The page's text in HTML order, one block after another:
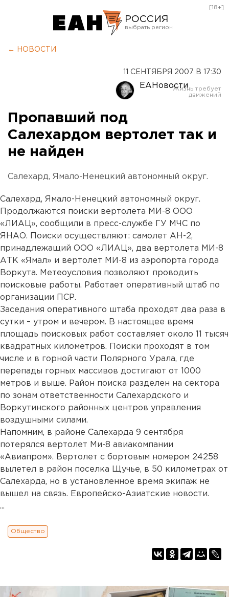
РОССИЯ
Оренбург
[18+]
← НОВОСТИ
11 СЕНТЯБРЯ 2007 В 17:30
ЕАНовости
Пропавший под
Салехардом вертолет так и
не найден
Салехард, Ямало-Ненецкий автономный округ.
Салехард, Ямало-Ненецкий автономный округ.
Продолжаются поиски вертолета МИ-8 ООО
«ЛИАЦ», сообщили в пресс-службе ГУ МЧС по
ЯНАО. Поиски осуществляют: самолет АН-2,
принадлежащий ООО «ЛИАЦ», два вертолета МИ-8
АТК «Ямал» и вертолет МИ-8 из аэропорта города
Воркута. Метеоусловия позволяют проводить
поисковые работы. Работает оперативный штаб по
организации ПСР.
Заседания оперативного штаба проходят два раза в
сутки – утром и вечером. В настоящее время
площадь поисковых работ составляет около 11 тысяч
квадратных километров. Поиски проходят в том
числе и в горной части Полярного Урала, где
перепады горных массивов достигают от 1000
метров и выше. Район поиска разделен на сектора
по зонам ответственности Салехардского и
Воркутинского районных центров управления
воздушными силами.
Напомним, в районе Салехарда 9 сентября
потерялся вертолет Ми-8 авиакомпании
«Авиапром». Вертолет с бортовым номером 24258
вылетел в район поселка Щучье, в 50 километрах от
Салехарда, но в установленное время экипаж не
вышел на связь. Европейско-Азиатские новости.
...
Общество